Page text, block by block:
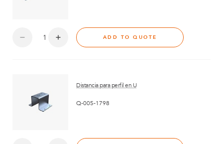
ADD TO QUOTE
Distancia para perfil en U
Q-005-1798